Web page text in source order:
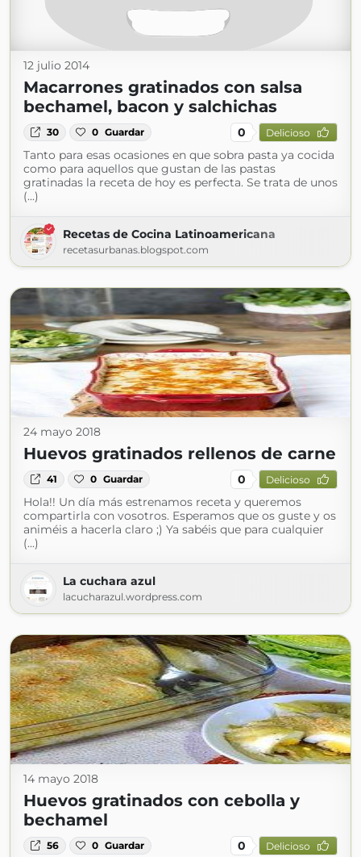
12 julio 2014
Macarrones gratinados con salsa
bechamel, bacon y salchichas
30 0 Guardar 0 Delicioso
Tanto para esas ocasiones en que sobra pasta ya cocida
como para aquellos que gustan de las pastas
gratinadas la receta de hoy es perfecta. Se trata de unos
(...)
Recetas de Cocina Latinoamericana
recetasurbanas.blogspot.com
24 mayo 2018
Huevos gratinados rellenos de carne
41 0 Guardar 0 Delicioso
Hola!! Un día más estrenamos receta y queremos
compartirla con vosotros. Esperamos que os guste y os
animéis a hacerla claro ;) Ya sabéis que para cualquier
(...)
La cuchara azul
lacucharazul.wordpress.com
14 mayo 2018
Huevos gratinados con cebolla y
bechamel
56 0 Guardar 0 Delicioso